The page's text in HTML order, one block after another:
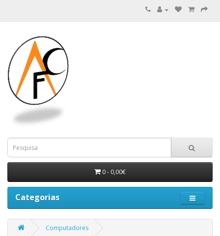
0 - 0,00€
Categorias
Computadores